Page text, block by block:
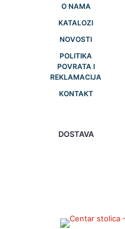
O NAMA
KATALOZI
NOVOSTI
POLITIKA
POVRATA I
REKLAMACIJA
KONTAKT
DOSTAVA